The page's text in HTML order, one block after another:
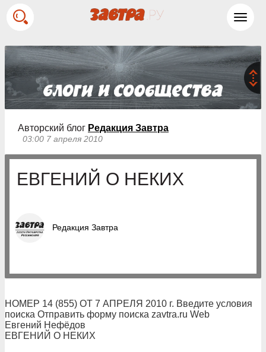
Авторский блог Редакция Завтра
03:00 7 апреля 2010
ЕВГЕНИЙ О НЕКИХ
Редакция Завтра
НОМЕР 14 (855) ОТ 7 АПРЕЛЯ 2010 г. Введите условия
поиска Отправить форму поиска zavtra.ru Web
Евгений Нефёдов
ЕВГЕНИЙ О НЕКИХ